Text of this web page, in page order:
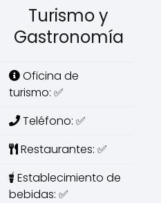
Turismo y
Gastronomía
Oficina de
turismo: ✅
Teléfono: ✅
Restaurantes: ✅
Establecimiento de
bebidas: ✅